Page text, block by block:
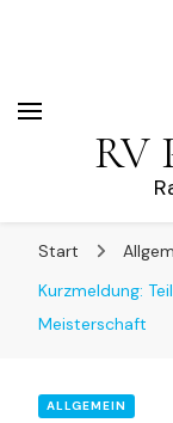
RV
Start
Kurzmeldung:
Meisterschaft
ALLGEMEIN